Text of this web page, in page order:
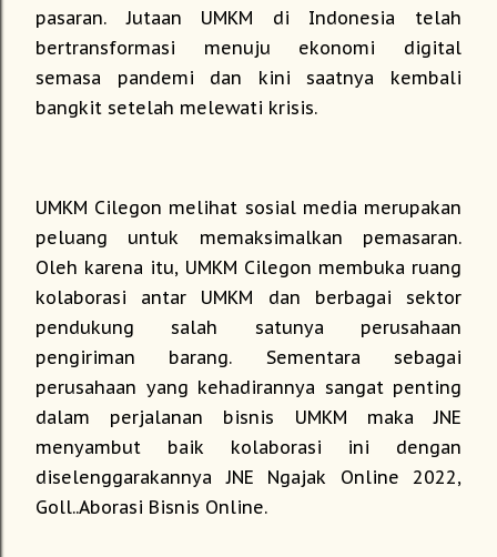
pasaran. Jutaan UMKM di Indonesia telah
bertransformasi menuju ekonomi digital
semasa pandemi dan kini saatnya kembali
bangkit setelah melewati krisis.
UMKM Cilegon melihat sosial media merupakan
peluang untuk memaksimalkan pemasaran.
Oleh karena itu, UMKM Cilegon membuka ruang
kolaborasi antar UMKM dan berbagai sektor
pendukung salah satunya perusahaan
pengiriman barang. Sementara sebagai
perusahaan yang kehadirannya sangat penting
dalam perjalanan bisnis UMKM maka JNE
menyambut baik kolaborasi ini dengan
diselenggarakannya JNE Ngajak Online 2022,
Goll..Aborasi Bisnis Online.